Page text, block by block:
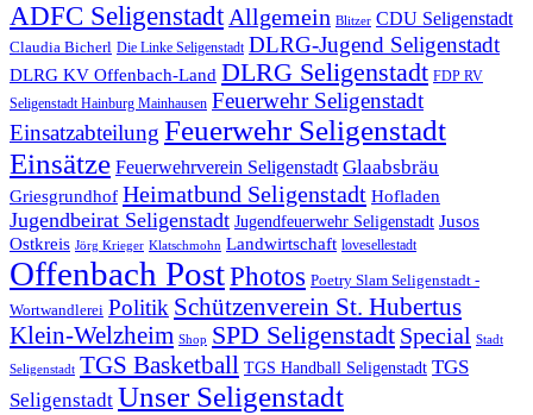
ADFC SeligenstadtAllgemein Blitzer CDU Seligenstadt
Claudia Bicherl Die Linke Seligenstadt DLRG-Jugend Seligenstadt
DLRG KV Offenbach-Land DLRG Seligenstadt FDP RV
Seligenstadt Hainburg Mainhausen Feuerwehr Seligenstadt
Einsatzabteilung Feuerwehr Seligenstadt
Einsätze Feuerwehrverein Seligenstadt Glaabsbräu
Griesgrundhof Heimatbund Seligenstadt Hofladen
Jugendbeirat Seligenstadt Jugendfeuerwehr Seligenstadt Jusos
Ostkreis Jörg Krieger Klatschmohn Landwirtschaft lovesellestadt
Offenbach PostPhotos Poetry Slam Seligenstadt -
Wortwandlerei Politik Schützenverein St. Hubertus
Klein-Welzheim Shop SPD Seligenstadt Special Stadt
Seligenstadt TGS Basketball TGS Handball Seligenstadt TGS
Seligenstadt Unser Seligenstadt